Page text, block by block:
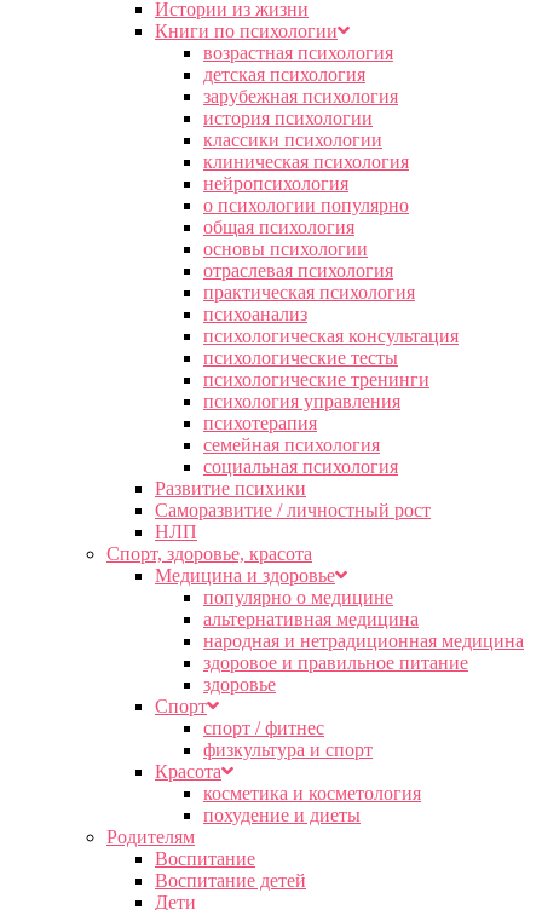
Истории из жизни
Книги по психологии
возрастная психология
детская психология
зарубежная психология
история психологии
классики психологии
клиническая психология
нейропсихология
о психологии популярно
общая психология
основы психологии
отраслевая психология
практическая психология
психоанализ
психологическая консультация
психологические тесты
психологические тренинги
психология управления
психотерапия
семейная психология
социальная психология
Развитие психики
Саморазвитие / личностный рост
НЛП
Спорт, здоровье, красота
Медицина и здоровье
популярно о медицине
альтернативная медицина
народная и нетрадиционная медицина
здоровое и правильное питание
здоровье
Спорт
спорт / фитнес
физкультура и спорт
Красота
косметика и косметология
похудение и диеты
Родителям
Воспитание
Воспитание детей
Дети